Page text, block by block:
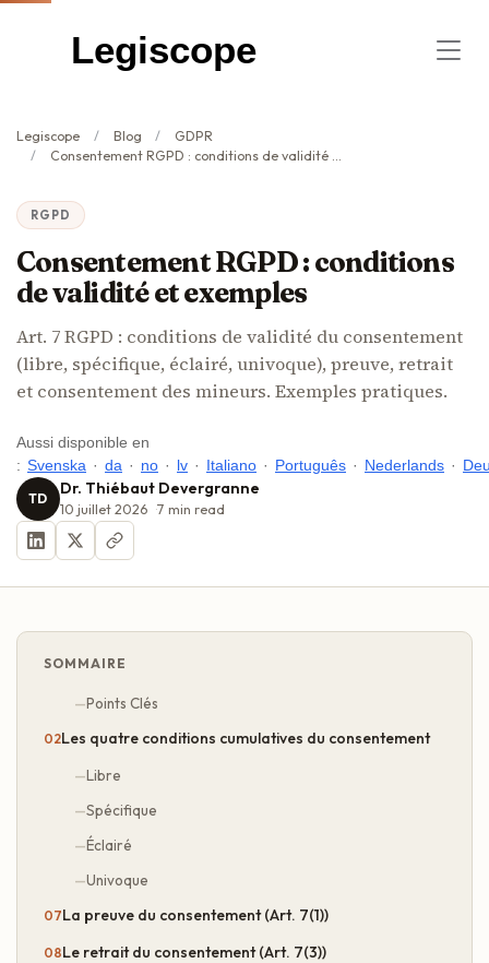
Legiscope
Legiscope Blog
GDPR
Consentement RGPD : conditions de validité et exemples
RGPD
Consentement RGPD : conditions
de validité et exemples
Art. 7 RGPD : conditions de validité du consentement
(libre, spécifique, éclairé, univoque), preuve, retrait
et consentement des mineurs. Exemples pratiques.
Aussi disponible en
: Svenska · da · no · lv · Italiano · Português · Nederlands ·
TD Dr. Thiébaut Devergranne
10 juillet 2026 7 min read
SOMMAIRE
Points Clés
Les quatre conditions cumulatives du consentement
Libre
Spécifique
Éclairé
Univoque
La preuve du consentement (Art. 7(1))
Le retrait du consentement (Art. 7(3))